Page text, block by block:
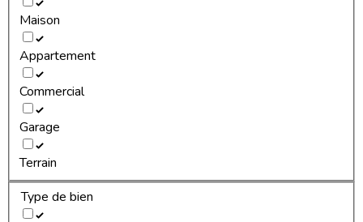
Maison
Appartement
Commercial
Garage
Terrain
Type de bien